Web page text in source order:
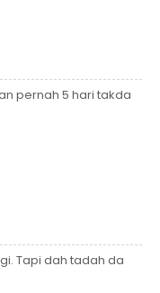
pernah 5 hari takda
Tapi dah tadah da